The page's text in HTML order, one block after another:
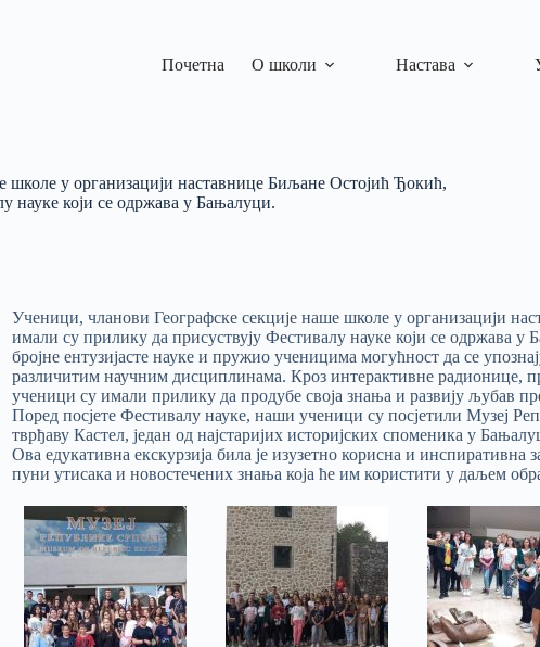
Почетна О школи Настава
школе у организацији наставнице Биљане Остојић Ђокић,
науке који се одржава у Бањалуци.
Ученици, чланови Географске секције наше школе у организацији
имали су прилику да присуствују Фестивалу науке који се одржава у
бројне ентузијасте науке и пружио ученицима могућност да се
различитим научним дисциплинама. Кроз интерактивне радионице,
ученици су имали прилику да продубе своја знања и развију љубав
Поред посјете Фестивалу науке, наши ученици су посјетили Музеј
тврђаву Кастел, један од најстаријих историјских споменика у
Ова едукативна екскурзија била је изузетно корисна и инспиративна
пуни утисака и новостечених знања која ће им користити у даљем